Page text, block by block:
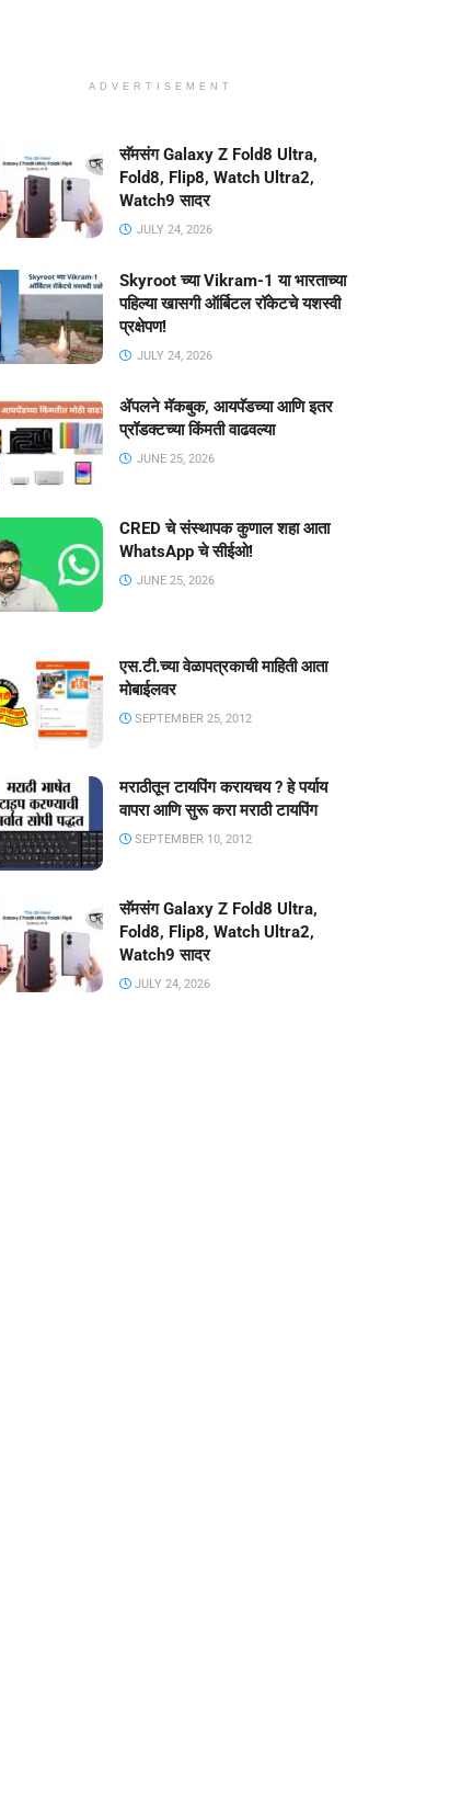
ADVERTISEMENT
सॅमसंग Galaxy Z Fold8 Ultra,
Fold8, Flip8, Watch Ultra2,
Watch9 सादर
JULY 24, 2026
Skyroot च्या Vikram-1 या भारताच्या
पहिल्या खासगी ऑर्बिटल रॉकेटचे यशस्वी
प्रक्षेपण!
JULY 24, 2026
ॲपलने मॅकबुक, आयपॅडच्या आणि इतर
प्रॉडक्टच्या किंमती वाढवल्या
JUNE 25, 2026
CRED चे संस्थापक कुणाल शहा आता
WhatsApp चे सीईओ!
JUNE 25, 2026
एस.टी.च्या वेळापत्रकाची माहिती आता
मोबाईलवर
SEPTEMBER 25, 2012
मराठीतून टायपिंग करायचय ? हे पर्याय
वापरा आणि सुरू करा मराठी टायपिंग
SEPTEMBER 10, 2012
सॅमसंग Galaxy Z Fold8 Ultra,
Fold8, Flip8, Watch Ultra2,
Watch9 सादर
JULY 24, 2026